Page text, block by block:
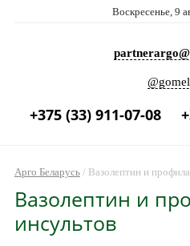
Воскресенье, 9
+375 (33) 911-07-08
Арго Беларусь/ Вазолептин и
Вазолептин и
инсультов